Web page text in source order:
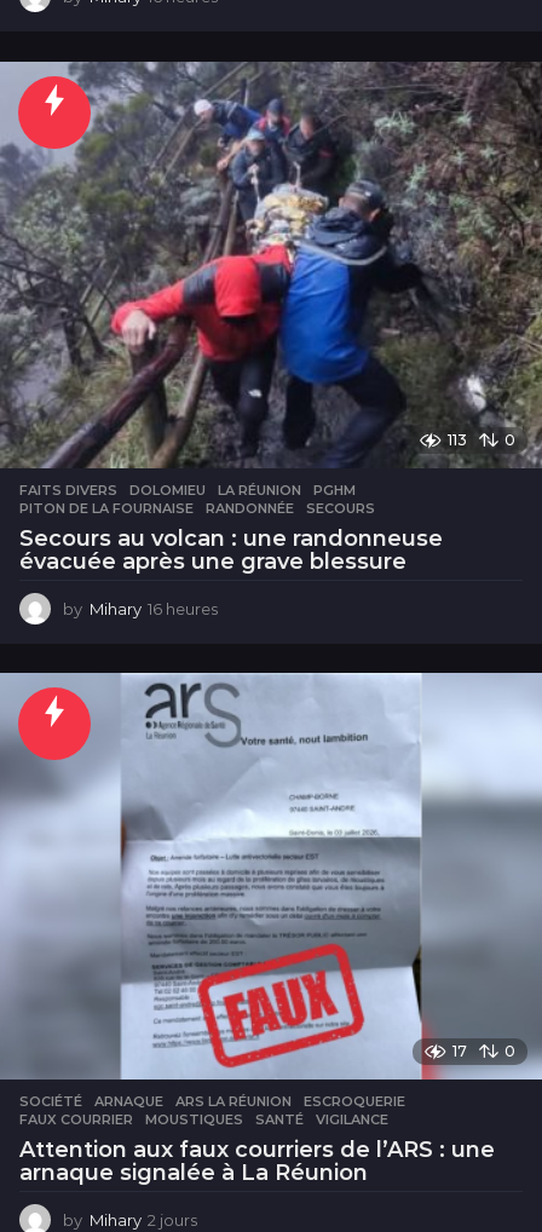
e
u
r
e
s
113 0
FAITS DIVERS DOLOMIEU ,LA RÉUNION ,PGHM
PITON DE LA FOURNAISE
,RANDONNÉE ,SECOURS
Secours au volcan : une randonneuse
évacuée après une grave blessure
by Mihary 16 heures
e
r
e
17 0
SOCIÉTÉ ARNAQUE ,ARS LA RÉUNION ,ESCROQUERIE
FAUX COURRIER
,MOUSTIQUES ,SANTÉ ,VIGILANCE
Attention aux faux courriers de l’ARS : une
arnaque signalée à La Réunion
by Mihary 2 jours